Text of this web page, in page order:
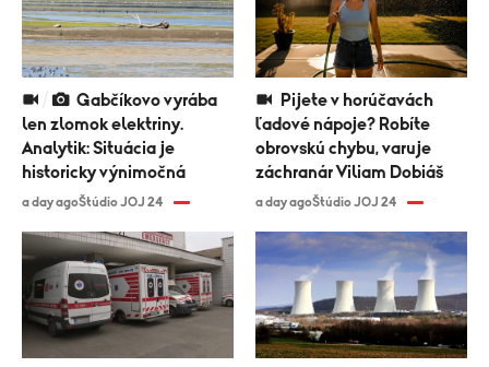
len zlomok elektriny.
Analytik: Situácia je
historicky výnimočná
a day agoŠtúdio JOJ 24
ľadové nápoje? Robíte
obrovskú chybu, varuje
záchranár Viliam Dobiáš
a day agoŠtúdio JOJ 24